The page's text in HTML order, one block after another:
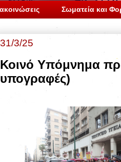
Σωματεία και
31/3/25
Κοινό Υπόμνημα
υπογραφές)